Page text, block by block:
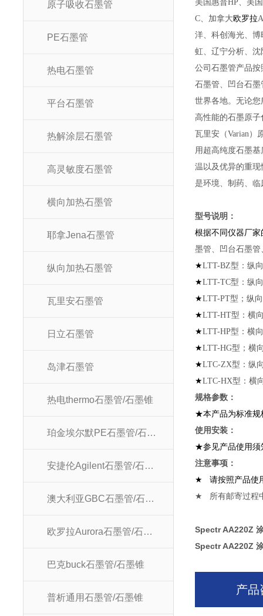
原子吸收石墨管
PE石墨管
热电石墨管
平台石墨管
热解涂层石墨管
高灵敏度石墨管
横向加热石墨管
耶拿Jena石墨管
纵向加热石墨管
瓦里安石墨管
日立石墨管
岛津石墨管
热电thermo石墨管/石墨锥
珀金埃尔默PE石墨管/石墨锥
安捷伦Agilent石墨管/石墨锥
澳大利亚GBC石墨管/石墨锥
欧罗拉Aurora石墨管/石墨锥
巴克buck石墨管/石墨锥
普析通用石墨管/石墨锥
美国惠普HP、美
C、加拿大欧罗拉
洋、科创海光、
虹、辽宁分析、
公司石墨管产品
石墨管、凹台石
世界各地。无论
高性能的石墨原
瓦里安（Varian）
用超高纯度石墨
温以及优异的重
是环境、制药、临
型号说
根据不同仪器厂
墨管、凹台石墨
★LTT-BZ型：纵
★LTT-TC型：纵
★LTT-PT型；纵
★LTT-HT型：横
★LTT-HP型：横
★LTT-HG型；横
★LTC-ZX型：纵
★LTC-HX型：横
规格参数：
★本产品为标准规
使用
★参见产品使用须
注意
★
请按照产品使
★
所有邮寄过程
Spectr AA220Z
Spectr AA220Z
产品